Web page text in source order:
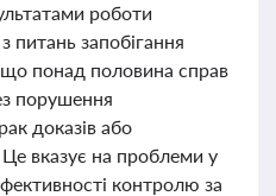
роботи
питань запобігання
понад половина справ
порушення
доказів або
вказує на проблеми у
контролю за